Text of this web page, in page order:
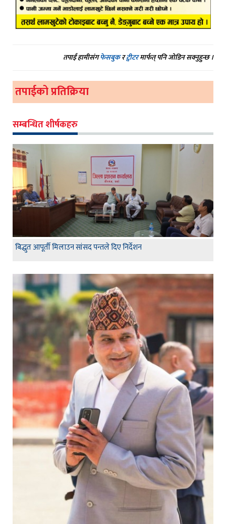
तपाईं हामीसंगफेसबुकरट्वीटरमार्फत् पनि जोडिन सक्नुहुन्छ ।
तपाईको प्रतिक्रिया
सम्बन्धित शीर्षकहरु
बिद्धुत आपूर्ती मिलाउन सांसद पन्तले दिए निर्देशन